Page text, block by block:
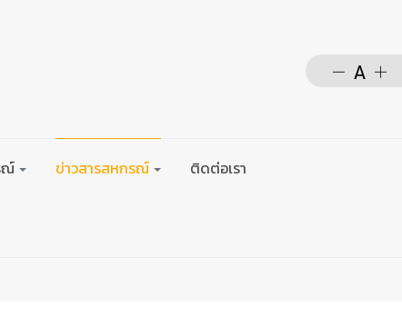
ณ์ ข่าวสารสหกรณ์ ติดต่อเรา